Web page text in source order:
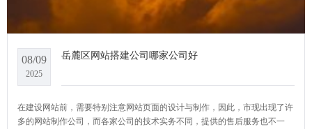
08/09
2025
岳麓区网站搭建公司哪家公司好
在建设网站前，需要特别注意网站页面的设计与制作，因此，市现出现了许
多的网站制作公司，而各家公司的技术实务不同，提供的售后服务也不一